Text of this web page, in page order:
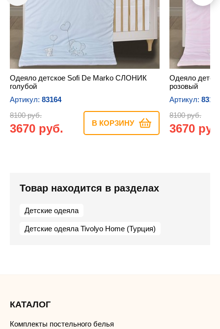
Одеяло детское Sofi De Marko СЛОНИК
голубой
Артикул: 83164
8100 руб.
3670 руб. В КОРЗИНУ
Одеяло
розовый
Артикул:
8100 руб.
3670
Товар находится в разделах
Детские одеяла
Детские одеяла Tivolyo Home (Турция)
КАТАЛОГ
Комплекты постельного белья